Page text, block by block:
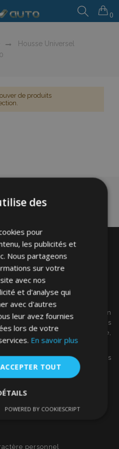
0
Housse Universel
de produits
européen et fournisseur en
tels que:. les enjoliveurs, les
de siège, tapis de voiture,
...
ou voulez-vous
personnel
des
pour
les publicités et
Nous partageons
sur votre
avec nos
et d'analyse qui
avec d'autres
leur avez fournies
lors de votre
En savoir plus
ACCEPTER TOUT
Ciblage
POWERED BY COOKIESCRIPT